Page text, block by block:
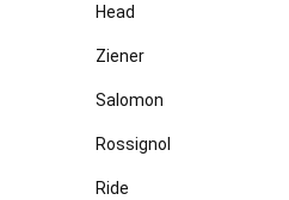
Head
Ziener
Salomon
Rossignol
Ride